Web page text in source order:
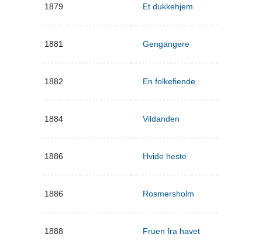
1879 Et dukkehjem
1881 Gengangere
1882 En folkefiende
1884 Vildanden
1886 Hvide heste
1886 Rosmersholm
1888 Fruen fra havet